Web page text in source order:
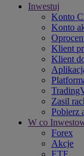
Inwestuj
Konto
Konto
Klient
Klient
Zasil
Pobierz
W co
Forex
Akcje
ETF